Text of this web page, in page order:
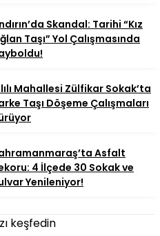
Skandal: Tarihi “Kız
Taşı” Yol Çalışmasında
Mahallesi Zülfikar Sokak’ta
Taşı Döşeme Çalışmaları
Asfalt
4 İlçede 30 Sokak ve
Yenileniyor!
keşfedin